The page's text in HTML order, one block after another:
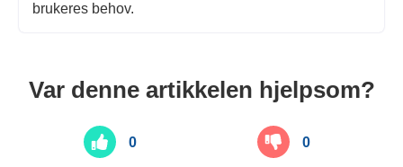
brukeres behov.
Var denne artikkelen hjelpsom?
0 0